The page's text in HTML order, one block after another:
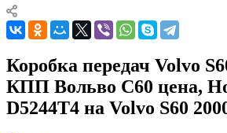
Коробка передач Volvo
КПП Вольво С60 цена,
D5244T4 на Volvo S60